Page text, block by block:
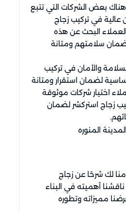
هناك بعض الشركات التي تتبع
عالية في تركيب زجاج
البحث عن هذه
لضمان سلامتهم ومتانة
والأمان في تركيب
لضمان استقرار ومتانة
اختيار شركات موثوقة
زجاج استركشر لضمان
المنوره
لك شرحًا عن زجاج
أهميته في البناء
مميزاته وتطوره